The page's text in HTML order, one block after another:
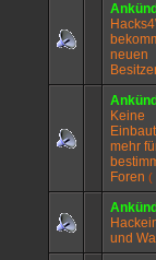
neuen
Keine
mehr
Foren (
und